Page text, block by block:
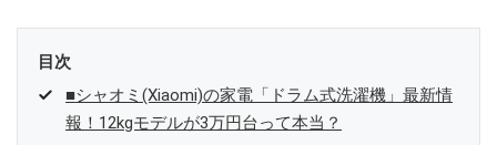
目次
■シャオミ(Xiaomi)の家電「ドラム式洗濯機」最新情
報！12kgモデルが3万円台って本当？